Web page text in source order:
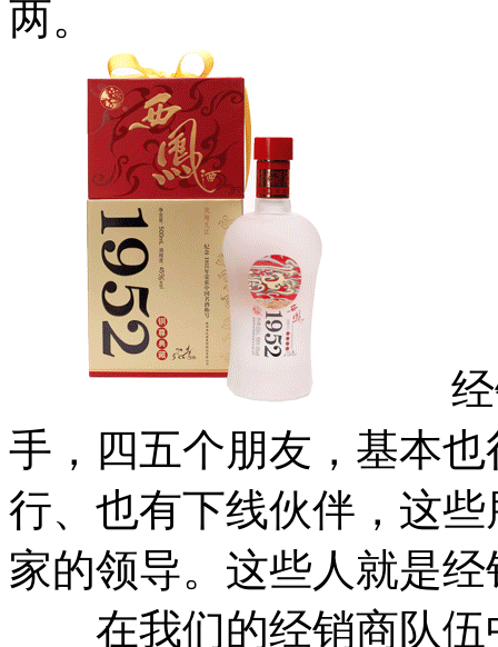
两。
经销
手，四五个朋友，基本
行、也有下线伙伴，这
家的领导。这些人就是
在我们的经销商队伍